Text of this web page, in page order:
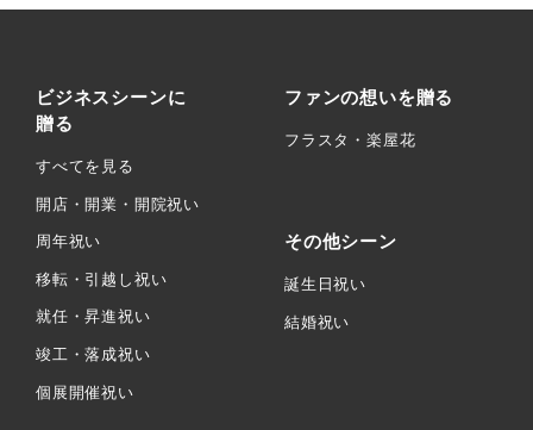
ビジネスシーンに
贈る
すべてを見る
開店・開業・開院祝い
周年祝い
移転・引越し祝い
就任・昇進祝い
竣工・落成祝い
個展開催祝い
ファンの想いを贈る
フラスタ・楽屋花
その他シーン
誕生日祝い
結婚祝い